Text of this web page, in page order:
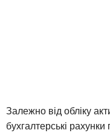
Залежно від обліку
бухгалтерські